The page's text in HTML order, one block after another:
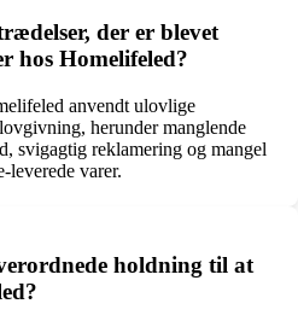
der er blevet
hos Homelifeled?
anvendt ulovlige
herunder manglende
svigagtig reklamering og mangel
leverede varer.
holdning til at